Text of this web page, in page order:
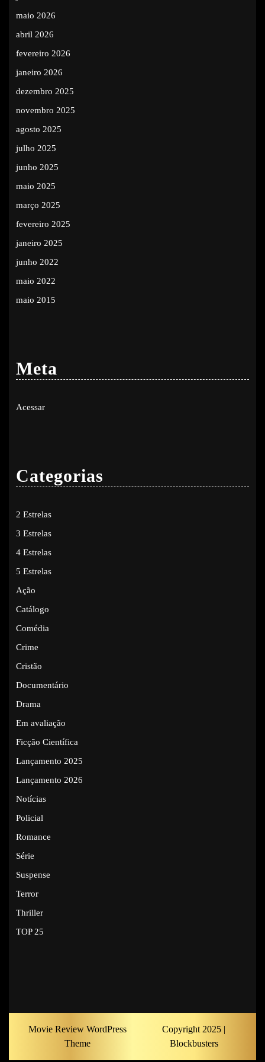
maio 2026
abril 2026
fevereiro 2026
janeiro 2026
dezembro 2025
novembro 2025
agosto 2025
julho 2025
junho 2025
maio 2025
março 2025
fevereiro 2025
janeiro 2025
junho 2022
maio 2022
maio 2015
Meta
Acessar
Categorias
2 Estrelas
3 Estrelas
4 Estrelas
5 Estrelas
Ação
Catálogo
Comédia
Crime
Cristão
Documentário
Drama
Em avaliação
Ficção Científica
Lançamento 2025
Lançamento 2026
Notícias
Policial
Romance
Série
Suspense
Terror
Thriller
TOP 25
Movie Review WordPress
Theme
Copyright 2025 |
Blockbusters